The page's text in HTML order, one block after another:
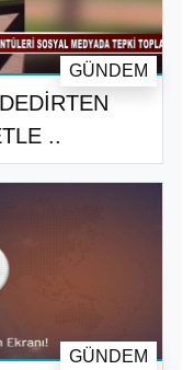
..
GÜNDEM
GÜNDEM